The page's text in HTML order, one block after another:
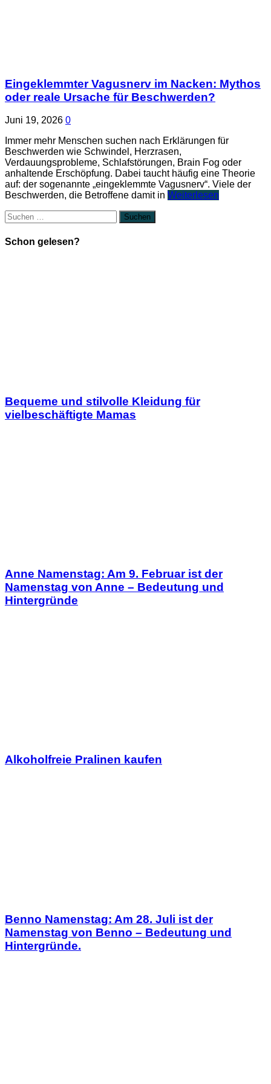
Eingeklemmter Vagusnerv im Nacken: Mythos
oder reale Ursache für Beschwerden?
Juni 19, 2026 0
Immer mehr Menschen suchen nach Erklärungen für
Beschwerden wie Schwindel, Herzrasen,
Verdauungsprobleme, Schlafstörungen, Brain Fog oder
anhaltende Erschöpfung. Dabei taucht häufig eine Theorie
auf: der sogenannte „eingeklemmte Vagusnerv“. Viele der
Beschwerden, die Betroffene damit in Weiterlesen
Suchen
nach:
Schon gelesen?
Bequeme und stilvolle Kleidung für
vielbeschäftigte Mamas
Anne Namenstag: Am 9. Februar ist der
Namenstag von Anne – Bedeutung und
Hintergründe
Alkoholfreie Pralinen kaufen
Benno Namenstag: Am 28. Juli ist der
Namenstag von Benno – Bedeutung und
Hintergründe.